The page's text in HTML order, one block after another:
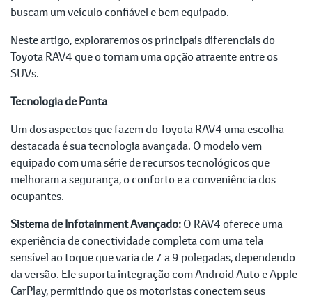
buscam um veículo confiável e bem equipado.
Neste artigo, exploraremos os principais diferenciais do
Toyota RAV4 que o tornam uma opção atraente entre os
SUVs.
Tecnologia de Ponta
Um dos aspectos que fazem do Toyota RAV4 uma escolha
destacada é sua tecnologia avançada. O modelo vem
equipado com uma série de recursos tecnológicos que
melhoram a segurança, o conforto e a conveniência dos
ocupantes.
Sistema de Infotainment Avançado:O RAV4 oferece uma
experiência de conectividade completa com uma tela
sensível ao toque que varia de 7 a 9 polegadas, dependendo
da versão. Ele suporta integração com Android Auto e Apple
CarPlay, permitindo que os motoristas conectem seus